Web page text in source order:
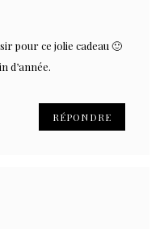
pour ce jolie cadeau 🙂
d’année.
RÉPONDRE